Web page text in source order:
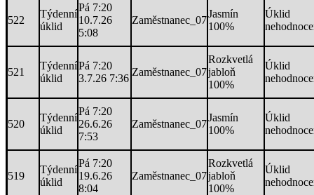
522
Týdenní
úklid
Pá 7:20
10.7.26
5:08
Zaměstnanec_07
Jasmín
100%
Úklid
521
Týdenní
úklid
Pá 7:20
3.7.26 7:36
Zaměstnanec_07
Rozkvetlá
jabloň
100%
Úklid
520
Týdenní
úklid
Pá 7:20
26.6.26
7:53
Zaměstnanec_07
Jasmín
100%
Úklid
519
Týdenní
úklid
Pá 7:20
19.6.26
8:04
Zaměstnanec_07
Rozkvetlá
jabloň
100%
Úklid